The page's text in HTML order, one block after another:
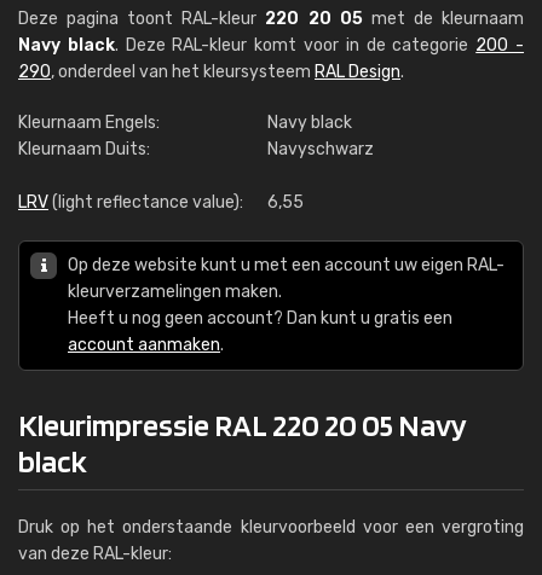
Deze pagina toont RAL-kleur 220 20 05met de kleurnaam
Navy black. Deze RAL-kleur komt voor in de categorie 200 -
290, onderdeel van het kleursysteem RAL Design.
Kleurnaam Engels:
Navy black
Kleurnaam Duits:
Navyschwarz
LRV(light reflectance value): 6,55
Op deze website kunt u met een account uw eigen RAL-
kleurverzamelingen maken.
Heeft u nog geen account? Dan kunt u gratis een
account aanmaken.
Kleurimpressie RAL 220 20 05 Navy
black
Druk op het onderstaande kleurvoorbeeld voor een vergroting
van deze RAL-kleur: